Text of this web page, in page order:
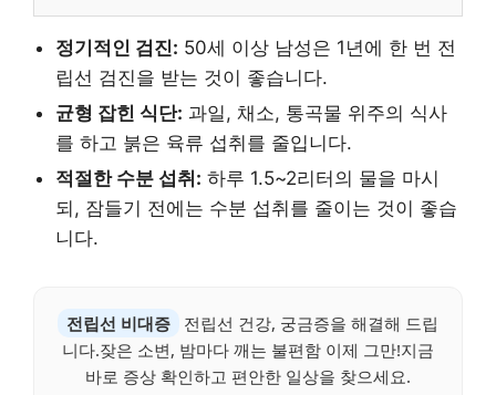
정기적인 검진: 50세 이상 남성은 1년에 한 번 전
립선 검진을 받는 것이 좋습니다.
균형 잡힌 식단: 과일, 채소, 통곡물 위주의 식사
를 하고 붉은 육류 섭취를 줄입니다.
적절한 수분 섭취: 하루 1.5~2리터의 물을 마시
되, 잠들기 전에는 수분 섭취를 줄이는 것이 좋습
니다.
전립선 비대증
전립선 건강, 궁금증을 해결해 드립
니다.잦은 소변, 밤마다 깨는 불편함 이제 그만!지금
바로 증상 확인하고 편안한 일상을 찾으세요.